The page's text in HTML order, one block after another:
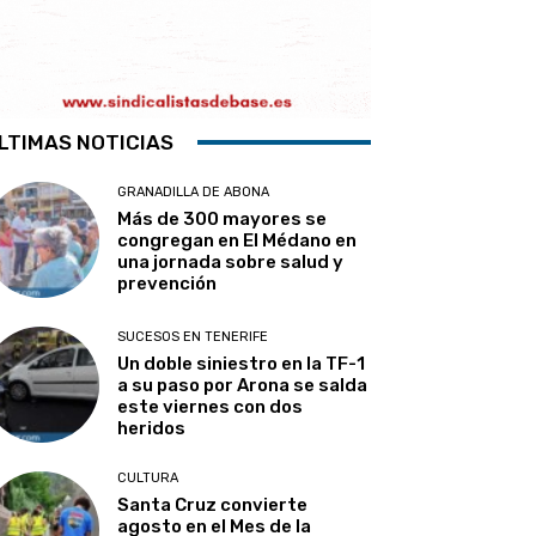
NOTICIAS
GRANADILLA DE ABONA
Más de 300 mayores se
congregan en El Médano en
una jornada sobre salud y
prevención
SUCESOS EN TENERIFE
Un doble siniestro en la TF-1
a su paso por Arona se salda
este viernes con dos
heridos
CULTURA
Santa Cruz convierte
agosto en el Mes de la